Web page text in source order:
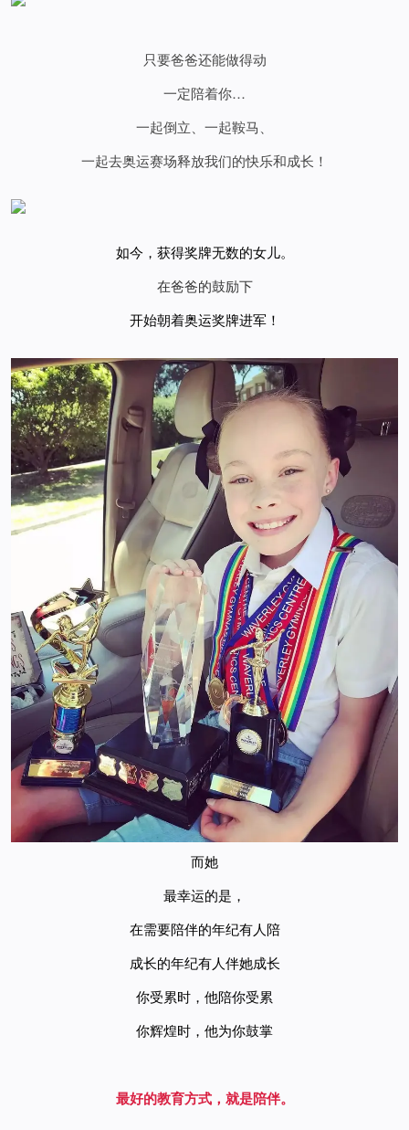
只要爸爸还能做得动
一定陪着你…
一起倒立、一起鞍马、
一起去奥运赛场释放我们的快乐和成长！
如今，获得奖牌无数的女儿。
在爸爸的鼓励下
开始朝着奥运奖牌进军！
而她
最幸运的是，
在需要陪伴的年纪有人陪
成长的年纪有人伴她成长
你受累时，他陪你受累
你辉煌时，他为你鼓掌
最好的教育方式，就是陪伴。